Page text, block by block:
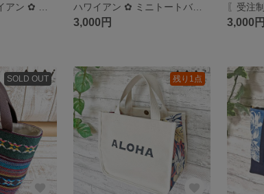
ハワイアン ✿ ミニトートバッグ／ランチバッグ／サブバッグ
3,000円 3,000円
SOLD OUT 残り1点